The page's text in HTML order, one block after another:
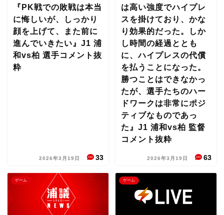
『PK戦での敗戦は本当
に悔しいが、しっかり
顔を上げて、また前に
進んでいきたい』J1 浦
和vs柏 選手コメント抜
粋
2026年3月19日 33
は高い強度でハイプレ
スを掛けており、かな
り効果的だった。しか
し時間の経過ととも
に、ハイプレスの代償
を払うことになった。
勝つことはできなかっ
たが、選手たちのハー
ドワークは非常にポジ
ティブなものであっ
た』J1 浦和vs柏 監督
コメント抜粋
2026年3月19日 63
ゲーム ゲーム